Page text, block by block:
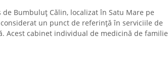
Bumbuluț Călin, localizat în Satu Mare pe
un punct de referință în serviciile de
Acest cabinet individual de medicină de familie